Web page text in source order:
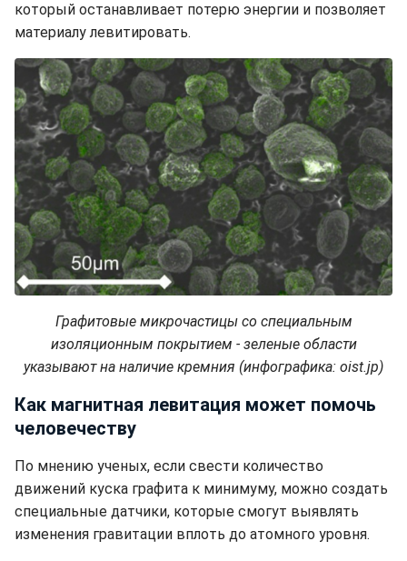
который останавливает потерю энергии и позволяет
материалу левитировать.
Графитовые микрочастицы со специальным
изоляционным покрытием - зеленые области
указывают на наличие кремния (инфографика: oist.jp)
Как магнитная левитация может помочь
человечеству
По мнению ученых, если свести количество
движений куска графита к минимуму, можно создать
специальные датчики, которые смогут выявлять
изменения гравитации вплоть до атомного уровня.